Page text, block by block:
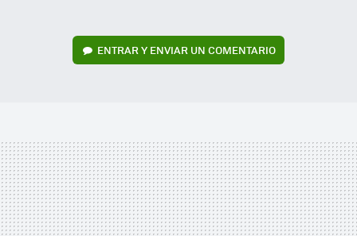
ENTRAR Y ENVIAR UN COMENTARIO